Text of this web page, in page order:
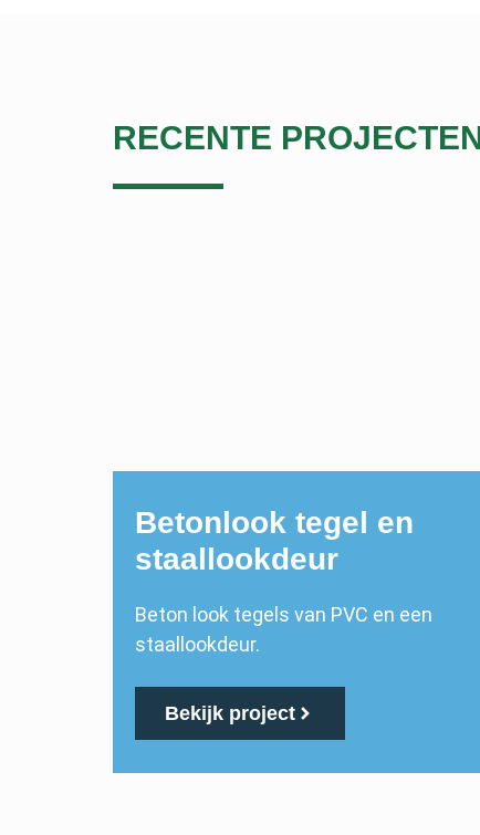
RECENTE
Betonlook tegel en
staallookdeur
Beton look tegels van PVC en een
staallookdeur.
Bekijk project